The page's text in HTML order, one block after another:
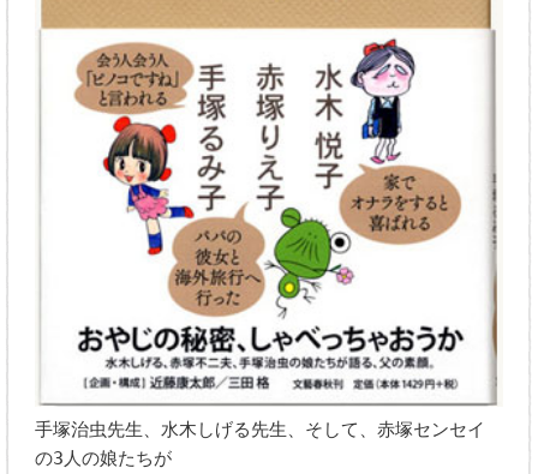
手塚治虫先生、水木しげる先生、そして、赤塚センセイ
の3人の娘たちが